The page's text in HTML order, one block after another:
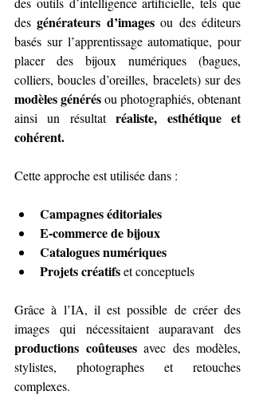
des générateurs d’images ou des éditeurs
basés sur l’apprentissage automatique, pour
placer des bijoux numériques (bagues,
modèles générés ou photographiés, obtenant
ainsi un résultat réaliste, esthétique et
cohérent.
Cette approche est utilisée dans :
Campagnes éditoriales
E-commerce de bijoux
Catalogues numériques
Projets créatifs et conceptuels
Grâce à l’IA, il est possible de créer des
productions coûteuses avec des modèles,
stylistes, photographes et retouches
complexes.